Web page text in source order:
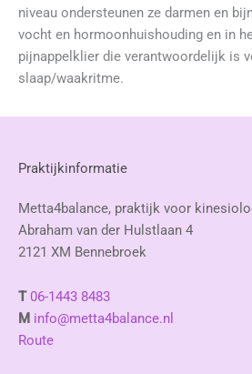
niveau ondersteunen ze darmen en
vocht en hormoonhuishouding en in
pijnappelklier die verantwoordelijk is
slaap/waakritme.
Praktijkinformatie
Metta4balance, praktijk voor
Abraham van der Hulstlaan 4
2121 XM Bennebroek
T 06-1443 8483
M info@metta4balance.nl
Route